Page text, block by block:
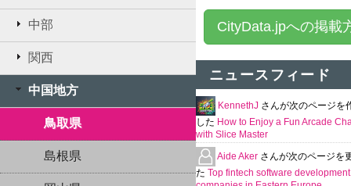
中部
関西
中国地方
鳥取県
島根県
CityData.jpへの掲載
ニュースフィード
KennethJ さんが次のページを
した How to Enjoy a Fun Arcade
with Slice Master
Aide Aker さんが次のページを
た Top fintech software development